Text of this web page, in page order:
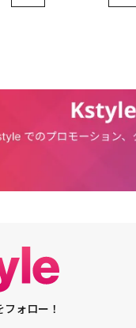
かわいいカップルです。とて
生活」は、韓国で12日午後9
ォロー！